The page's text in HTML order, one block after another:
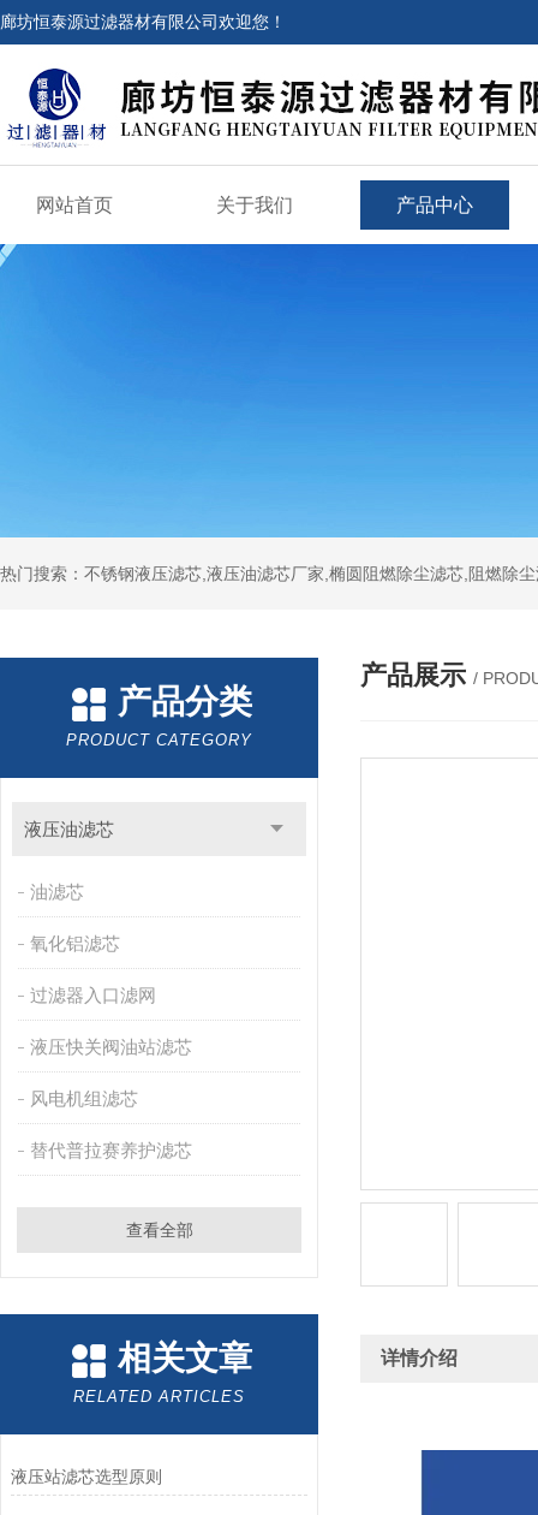
廊坊恒泰源过滤器材有限公司欢迎您！
网站首页 关于我们 产品中心
热门搜索：不锈钢液压滤芯,液压油滤芯厂家,椭圆阻燃除尘滤芯,阻燃除
产品分类
PRODUCT CATEGORY
液压油滤芯
油滤芯
氧化铝滤芯
过滤器入口滤网
液压快关阀油站滤芯
风电机组滤芯
替代普拉赛养护滤芯
查看全部
相关文章
RELATED ARTICLES
液压站滤芯选型原则
产品展示 /
详情介绍